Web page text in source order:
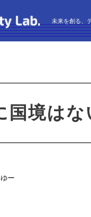
未来を創る、
国境はな
ー